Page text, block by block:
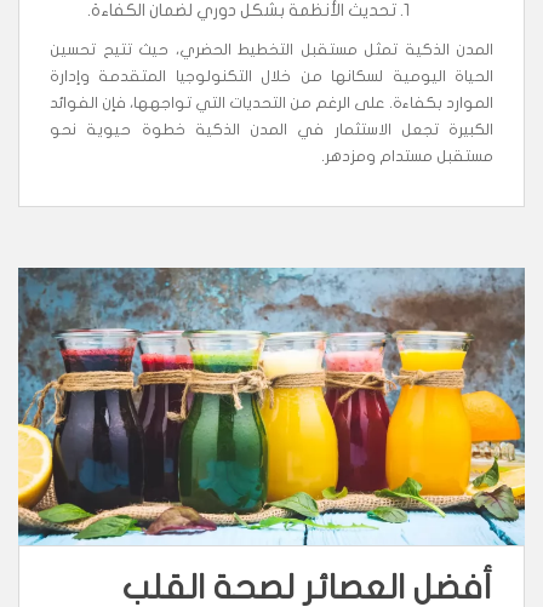
تحديث الأنظمة بشكل دوري لضمان الكفاءة.
المدن الذكية تمثل مستقبل التخطيط الحضري، حيث تتيح تحسين
الحياة اليومية لسكانها من خلال التكنولوجيا المتقدمة وإدارة
الموارد بكفاءة. على الرغم من التحديات التي تواجهها، فإن الفوائد
الكبيرة تجعل الاستثمار في المدن الذكية خطوة حيوية نحو
مستقبل مستدام ومزدهر.
أفضل العصائر لصحة القلب